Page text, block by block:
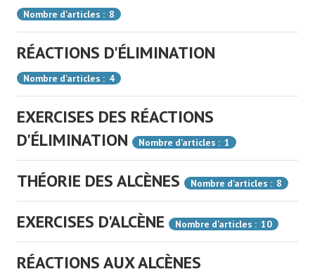
Nombre d'articles : 8
RÉACTIONS D'ÉLIMINATION
Nombre d'articles : 4
EXERCISES DES RÉACTIONS
D'ÉLIMINATION
Nombre d'articles : 1
THÉORIE DES ALCÈNES Nombre d'articles : 8
EXERCISES D'ALCÈNE Nombre d'articles : 10
RÉACTIONS AUX ALCÈNES